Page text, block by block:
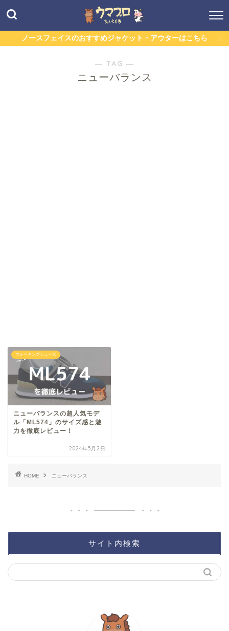
ノースフェイスのおすすめジャケット・アウターはこちら
― TAG ―
ニューバランス
ウォーキングシューズ
ニューバランスの超人気モデ
ル「ML574」のサイズ感と魅
力を徹底レビュー！
2024年5月2日
HOME ニューバランス
サイト内検索